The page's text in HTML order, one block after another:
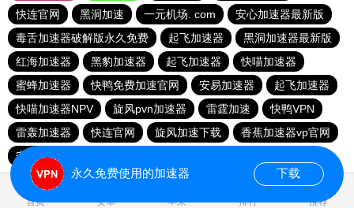
快连官网
黑洞加速 一元机场. com
安心加速器最新版
毒舌加速器破解版永久免费
起飞加速器
黑洞加速器最新版
红海加速器
黑豹加速器 起飞加速器
快喵加速器
蜜蜂加速器
快鸭免费加速官网 安易加速器
起飞加速器
快喵加速器NPV
旋风pvn加速器 雷霆加速
快鸭VPN
雷轰加速器
快连官网 旋风加速下载
香蕉加速器vp官网
安易加速器
首页 安卓 苹果 排行 推荐
永久免费使用的加速器 下载
0.032878s